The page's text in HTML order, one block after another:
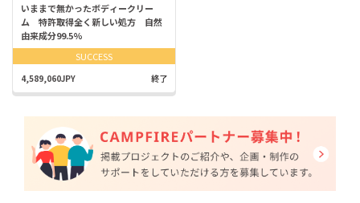
いままで無かったボディークリー
ム 特許取得全く新しい処方 自然
由来成分99.5%
SUCCESS
4,589,060JPY 終了